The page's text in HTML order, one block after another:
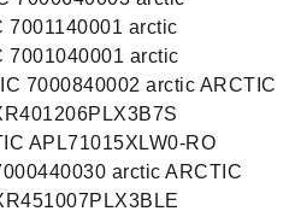
7001140001 arctic
7001040001 arctic
7000840002 arctic ARCTIC
APL71015XLW0-RO
arctic ARCTIC